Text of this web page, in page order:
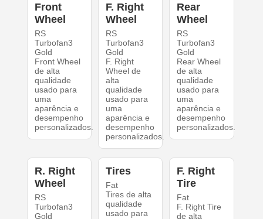
Front
Wheel
RS
Turbofan3
Gold
Front Wheel
de alta
qualidade
usado para
uma
aparência e
desempenho
personalizados.
F. Right
Wheel
RS
Turbofan3
Gold
F. Right
Wheel de
alta
qualidade
usado para
uma
aparência e
desempenho
personalizados.
Rear
Wheel
RS
Turbofan3
Gold
Rear Wheel
de alta
qualidade
usado para
uma
aparência e
desempenho
personalizados.
R. Right
Wheel
RS
Turbofan3
Gold
Tires
Fat
Tires de alta
qualidade
usado para
F. Right
Tire
Fat
F. Right Tire
de alta